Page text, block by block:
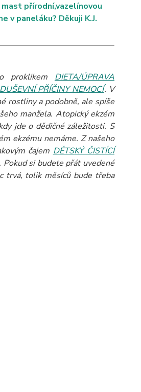
přírodní,vazelínovou
v paneláku? Děkuji K.J.
proklikem DIETA/ÚPRAVA
DUŠEVNÍ PŘÍČINY NEMOCÍ. V
rostliny a podobně, ale spíše
manžela. Atopický ekzém
jde o dědičné záležitosti. S
ekzému nemáme. Z našeho
čajem DĚTSKÝ ČISTÍCÍ
. Pokud si budete přát uvedené
trvá, tolik měsíců bude třeba